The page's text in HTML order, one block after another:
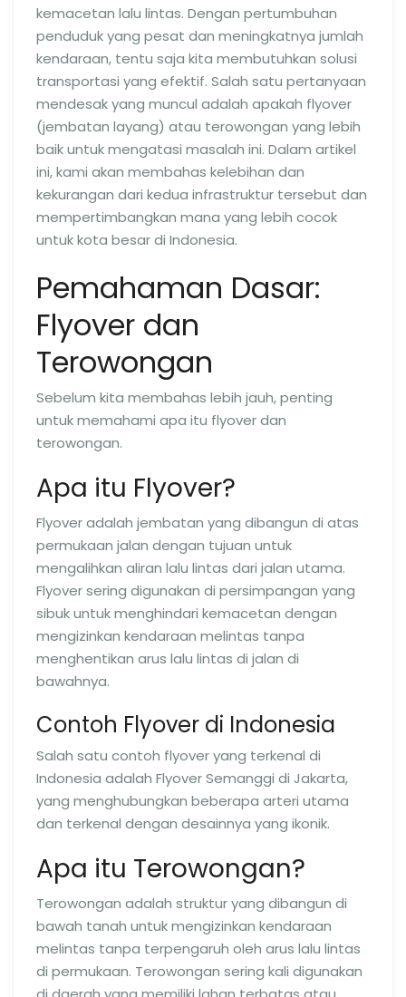
kemacetan lalu lintas. Dengan pertumbuhan
penduduk yang pesat dan meningkatnya jumlah
kendaraan, tentu saja kita membutuhkan solusi
transportasi yang efektif. Salah satu pertanyaan
mendesak yang muncul adalah apakah flyover
(jembatan layang) atau terowongan yang lebih
baik untuk mengatasi masalah ini. Dalam artikel
ini, kami akan membahas kelebihan dan
kekurangan dari kedua infrastruktur tersebut dan
mempertimbangkan mana yang lebih cocok
untuk kota besar di Indonesia.
Pemahaman Dasar:
Flyover dan
Terowongan
Sebelum kita membahas lebih jauh, penting
untuk memahami apa itu flyover dan
terowongan.
Apa itu Flyover?
Flyover adalah jembatan yang dibangun di atas
permukaan jalan dengan tujuan untuk
mengalihkan aliran lalu lintas dari jalan utama.
Flyover sering digunakan di persimpangan yang
sibuk untuk menghindari kemacetan dengan
mengizinkan kendaraan melintas tanpa
menghentikan arus lalu lintas di jalan di
bawahnya.
Contoh Flyover di Indonesia
Salah satu contoh flyover yang terkenal di
Indonesia adalah Flyover Semanggi di Jakarta,
yang menghubungkan beberapa arteri utama
dan terkenal dengan desainnya yang ikonik.
Apa itu Terowongan?
Terowongan adalah struktur yang dibangun di
bawah tanah untuk mengizinkan kendaraan
melintas tanpa terpengaruh oleh arus lalu lintas
di permukaan. Terowongan sering kali digunakan